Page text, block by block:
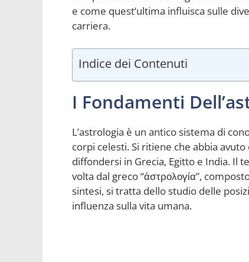
e come quest’ultima influisca sulle
carriera.
Indice dei Contenuti
I Fondamenti
L’astrologia è un antico sistema di
corpi celesti. Si ritiene che abbia
diffondersi in Grecia, Egitto e India. Il
volta dal greco “ἀστρολογία”,
sintesi, si tratta dello studio delle
influenza sulla vita umana.